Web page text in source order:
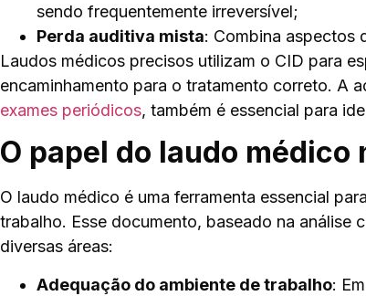
sendo frequentemente irreversível;
Perda auditiva mista: Combina aspectos
Laudos médicos precisos utilizam o CID para
encaminhamento para o tratamento correto. A
exames periódicos, também é essencial para
O papel do laudo
O laudo médico é uma ferramenta essencial
trabalho. Esse documento, baseado na análise
diversas áreas:
Adequação do ambiente de trabalho: